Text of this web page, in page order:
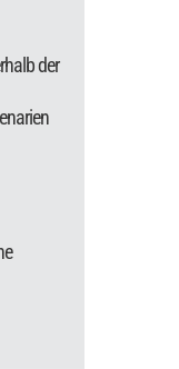
der